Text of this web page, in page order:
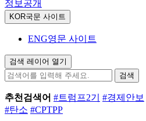
정보공개
KOR국문 사이트
ENG영문 사이트
검색 레이어 열기
검색
추천검색어 #트럼프2기 #경제안보
#탄소 #CPTPP